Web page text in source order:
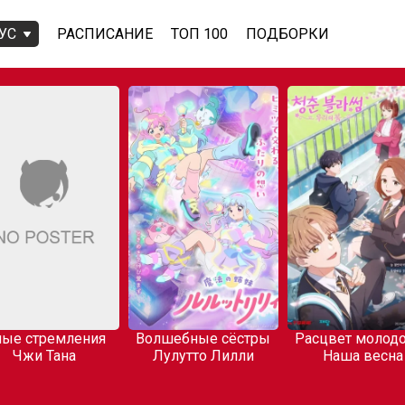
РАСПИСАНИЕ ТОП 100 ПОДБОРКИ
стремления
Чжи Тана
Волшебные сёстры
Лулутто Лилли
Расцвет
Наша весна